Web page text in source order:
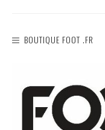
BOUTIQUE FOOT .FR